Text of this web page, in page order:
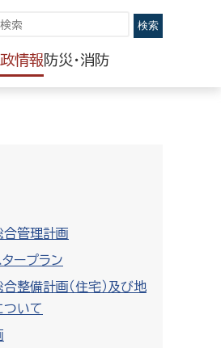
情報 防災・消防
合管理計画
ープラン
整備計画（住宅）及び地
ついて